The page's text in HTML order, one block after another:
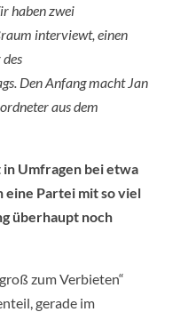
haben zwei
interviewt, einen
Den Anfang macht Jan
aus dem
Umfragen bei etwa
eine Partei mit so viel
überhaupt noch
zum Verbieten“
gerade im